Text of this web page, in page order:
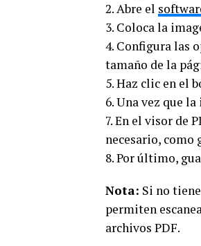
2. Abre el
3. Coloca la
4. Configura las
tamaño de la
5. Haz clic en el
6. Una vez que
7. En el visor de
necesario,
8. Por último,
Nota: Si no
permiten
archivos PDF.